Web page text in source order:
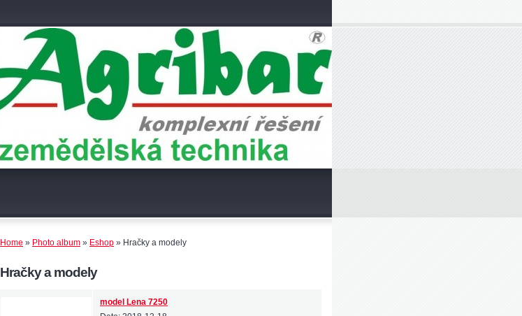
Home » Photo album » Eshop » Hračky a modely
Hračky a modely
model Lena 7250